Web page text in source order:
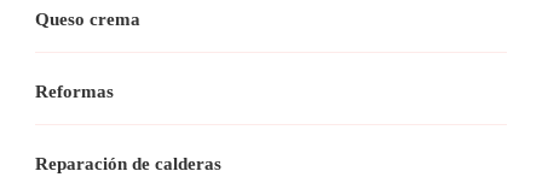
Queso crema
Reformas
Reparación de calderas